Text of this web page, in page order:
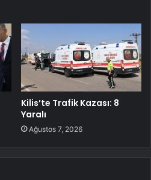
Kilis’te Trafik Kazası: 8
Yaralı
Ağustos 7, 2026